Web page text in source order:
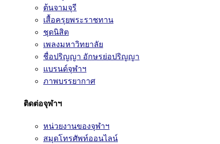
ต้นจามจุรี
เสื้อครุยพระราชทาน
ชุดนิสิต
เพลงมหาวิทยาลัย
ชื่อปริญญา อักษรย่อปริญญา
แบรนด์จุฬาฯ
ภาพบรรยากาศ
ติดต่อจุฬาฯ
หน่วยงานของจุฬาฯ
สมุดโทรศัพท์ออนไลน์